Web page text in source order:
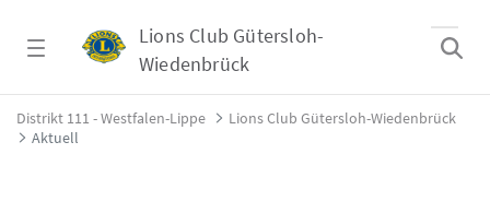
Lions Club Gütersloh-
Wiedenbrück
Aktuell - Lions Club Gütersloh-Wiedenbrück
Distrikt 111 - Westfalen-Lippe
Lions Club Gütersloh-Wiedenbrück
Aktuell